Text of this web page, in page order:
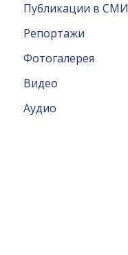
Публикации в СМИ
Репортажи
Фотогалерея
Видео
Аудио